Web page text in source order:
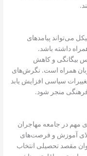
می‌تواند پیامدهای
داشته باشد.
بیگانگی و کاهش
همراه است. نگرش‌های
سیاسی افزایش یابد
منجر شود.
مهم در جامعه مهاجران
آموزش و فرصت‌های
مقصد تحصیلی انتخاب